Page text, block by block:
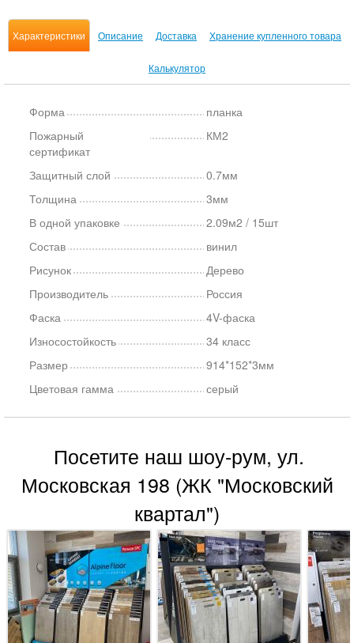
Характеристики Описание Доставка Хранение купленного товара
Калькулятор
Форма
планка
Пожарный
сертификат
КМ2
Защитный слой
0.7мм
Толщина
3мм
В одной упаковке
2.09м2 / 15шт
Состав
винил
Рисунок
Дерево
Производитель
Россия
Фаска
4V-фаска
Износостойкость
34 класс
Размер
914*152*3мм
Цветовая гамма
серый
Посетите наш шоу-рум, ул.
Московская 198 (ЖК "Московский
квартал")